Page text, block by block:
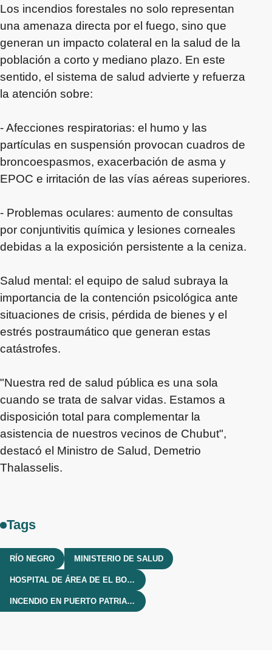
Los incendios forestales no solo representan
una amenaza directa por el fuego, sino que
generan un impacto colateral en la salud de la
población a corto y mediano plazo. En este
sentido, el sistema de salud advierte y refuerza
la atención sobre:
- Afecciones respiratorias: el humo y las
partículas en suspensión provocan cuadros de
broncoespasmos, exacerbación de asma y
EPOC e irritación de las vías aéreas superiores.
- Problemas oculares: aumento de consultas
por conjuntivitis química y lesiones corneales
debidas a la exposición persistente a la ceniza.
Salud mental: el equipo de salud subraya la
importancia de la contención psicológica ante
situaciones de crisis, pérdida de bienes y el
estrés postraumático que generan estas
catástrofes.
"Nuestra red de salud pública es una sola
cuando se trata de salvar vidas. Estamos a
disposición total para complementar la
asistencia de nuestros vecinos de Chubut",
destacó el Ministro de Salud, Demetrio
Thalasselis.
Tags
RÍO NEGRO MINISTERIO DE SALUD
HOSPITAL DE ÁREA DE EL BOLSÓN
INCENDIO EN PUERTO PATRIADA